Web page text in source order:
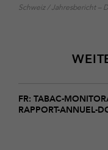
Schweiz / Jahresbericht –
FR: TABAC-
RAPPORT-ANNUEL-
tabac-
monitorage-